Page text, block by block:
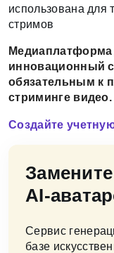
использована для
стримов
инновационный
обязательным к
стриминге видео.
Создайте
AI-
Сервис
базе